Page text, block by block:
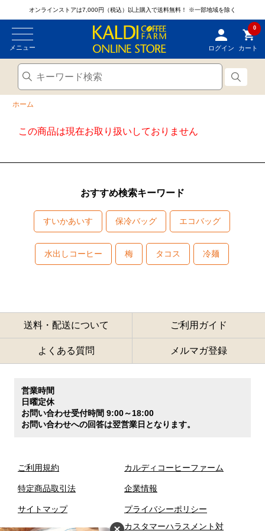
オンラインストアは7,000円（税込）以上購入で送料無料！ ※一部地域を除く
メニュー ログイン
0
カート
ホーム
この商品は現在お取り扱いしておりません
おすすめ検索キーワード
すいかあいす 保冷バッグ エコバッグ
水出しコーヒー 梅 タコス 冷麺
送料・配送について ご利用ガイド
よくある質問 メルマガ登録
営業時間
日曜定休
お問い合わせ受付時間 9:00～18:00
お問い合わせへの回答は翌営業日となります。
ご利用規約
特定商品取引法
サイトマップ
カルディコーヒーファーム
企業情報
プライバシーポリシー
カスタマーハラスメント対